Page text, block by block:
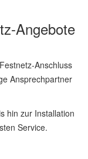
Angebote
Anschluss
Ansprechpartner
hin zur Installation
Service.